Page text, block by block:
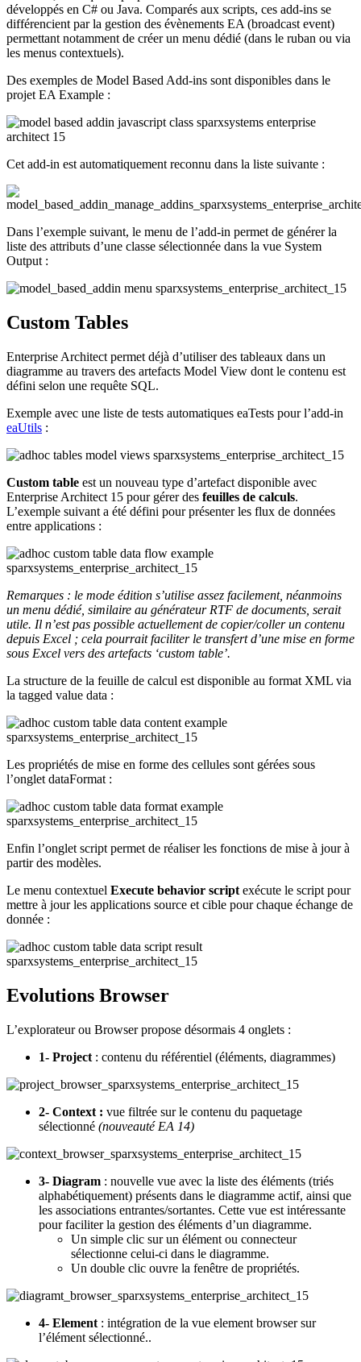
développés en C# ou Java. Comparés aux scripts, ces add-ins se
différencient par la gestion des évènements EA (broadcast event)
permettant notamment de créer un menu dédié (dans le ruban ou via
les menus contextuels).
Des exemples de Model Based Add-ins sont disponibles dans le
projet EA Example :
Cet add-in est automatiquement reconnu dans la liste suivante :
Dans l’exemple suivant, le menu de l’add-in permet de générer la
liste des attributs d’une classe sélectionnée dans la vue System
Output :
Custom Tables
Enterprise Architect permet déjà d’utiliser des tableaux dans un
diagramme au travers des artefacts Model View dont le contenu est
défini selon une requête SQL.
Exemple avec une liste de tests automatiques eaTests pour l’add-in
eaUtils :
Custom table est un nouveau type d’artefact disponible avec
Enterprise Architect 15 pour gérer des feuilles de calculs.
L’exemple suivant a été défini pour présenter les flux de données
entre applications :
Remarques : le mode édition s’utilise assez facilement, néanmoins
un menu dédié, similaire au générateur RTF de documents, serait
utile. Il n’est pas possible actuellement de copier/coller un contenu
depuis Excel ; cela pourrait faciliter le transfert d’une mise en forme
sous Excel vers des artefacts ‘custom table’.
La structure de la feuille de calcul est disponible au format XML via
la tagged value data :
Les propriétés de mise en forme des cellules sont gérées sous
l’onglet dataFormat :
Enfin l’onglet script permet de réaliser les fonctions de mise à jour à
partir des modèles.
Le menu contextuel Execute behavior script exécute le script pour
mettre à jour les applications source et cible pour chaque échange de
donnée :
Evolutions Browser
L’explorateur ou Browser propose désormais 4 onglets :
1- Project : contenu du référentiel (éléments, diagrammes)
2- Context : vue filtrée sur le contenu du paquetage
sélectionné (nouveauté EA 14)
3- Diagram : nouvelle vue avec la liste des éléments (triés
alphabétiquement) présents dans le diagramme actif, ainsi que
les associations entrantes/sortantes. Cette vue est intéressante
pour faciliter la gestion des éléments d’un diagramme.
Un simple clic sur un élément ou connecteur
sélectionne celui-ci dans le diagramme.
Un double clic ouvre la fenêtre de propriétés.
4- Element : intégration de la vue element browser sur
l’élément sélectionné..